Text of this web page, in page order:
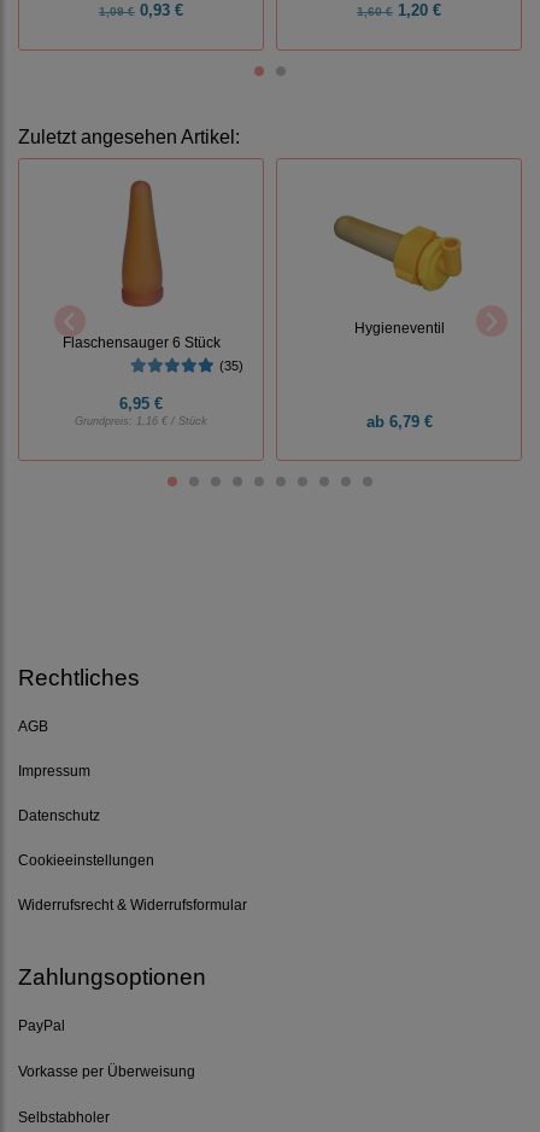
1,09 € 0,93 € 1,60 € 1,20 €
Zuletzt angesehen Artikel:
Flaschensauger 6 Stück
(35)
6,95 €
Grundpreis: 1,16 € / Stück
Hygieneventil
ab6,79 €
Rechtliches
AGB
Impressum
Datenschutz
Cookieeinstellungen
Widerrufsrecht & Widerrufsformular
Zahlungsoptionen
PayPal
Vorkasse per Überweisung
Selbstabholer